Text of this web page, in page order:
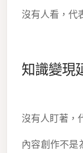
沒有人看，代
知識變現
沒有人盯著，
內容創作不是